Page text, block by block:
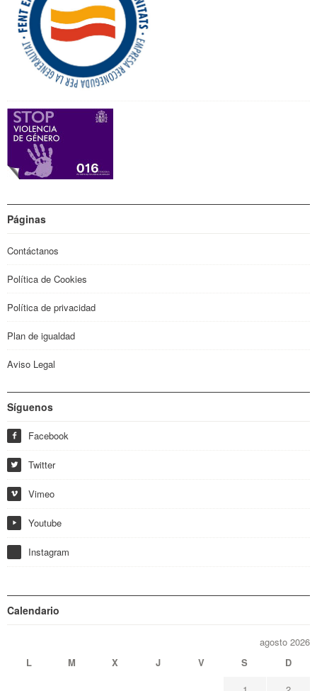
Páginas
Contáctanos
Política de Cookies
Política de privacidad
Plan de igualdad
Aviso Legal
Síguenos
f Facebook
w Twitter
i Vimeo
y Youtube
Instagram
Calendario
agosto 2026
L
M X J V S
D